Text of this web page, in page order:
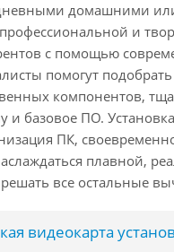
домашними
и
с помощью
помогут
компонентов,
и базовое ПО.
ПК,
плавной,
все остальные
видеокарта